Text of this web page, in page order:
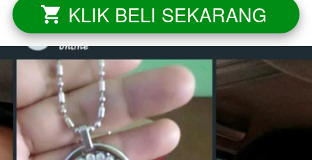
` KLIK BELI SEKARANG